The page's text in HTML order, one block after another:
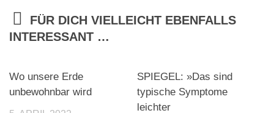
FÜR DICH VIELLEICHT EBENFALLS
INTERESSANT …
Wo unsere Erde
unbewohnbar wird
SPIEGEL: »Das sind
typische Symptome
leichter